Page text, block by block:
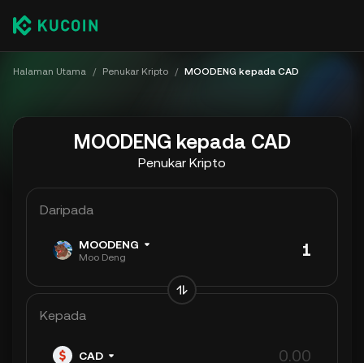
Halaman Utama / Penukar Kripto / MOODENG kepada CAD
MOODENG kepada CAD
Penukar Kripto
Daripada
MOODENG
Moo Deng
Kepada
CAD